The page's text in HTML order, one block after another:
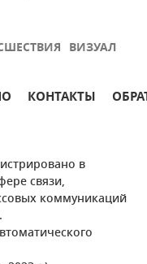
ВИЗУАЛ
КОНТАКТЫ
в
связи,
коммуникаций